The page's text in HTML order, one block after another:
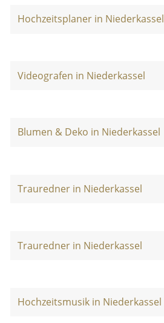
Hochzeitsplaner in Niederkassel
Videografen in Niederkassel
Blumen & Deko in Niederkassel
Trauredner in Niederkassel
Trauredner in Niederkassel
Hochzeitsmusik in Niederkassel